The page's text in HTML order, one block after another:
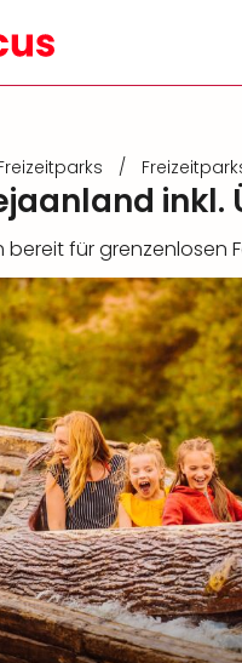
/
inkl.
bereit für grenzenlosen